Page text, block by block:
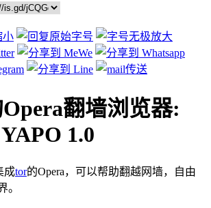
翻墙浏览器:
1.0
成tor的Opera，可以帮助翻越网墙，自由
。